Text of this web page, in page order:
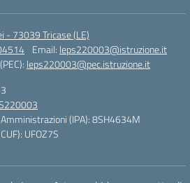
- 73039 Tricase (LE)
Email: leps220003@istruzione.it
leps220003@pec.istruzione.it
(IPA): 8SH4634M
UFOZ7S